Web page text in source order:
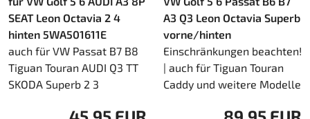
SEAT Leon Octavia 2 4
hinten 5WA501611E
auch für VW Passat B7 B8
Tiguan Touran AUDI Q3 TT
SKODA Superb 2 3
A3 Q3 Leon Octavia Superb
vorne/hinten
Einschränkungen beachten!
| auch für Tiguan Touran
Caddy und weitere Modelle